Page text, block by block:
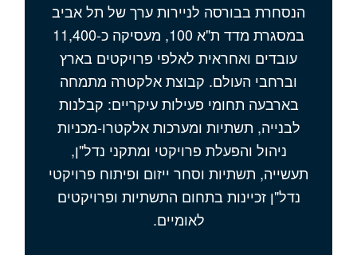
הנסחרת בבורסה לניירות ערך של תל אביב
במסגרת מדד ת"א 100, מעסיקה כ-11,400
עובדים ואחראית לאלפי פרויקטים בארץ
וברחבי העולם. קבוצת אלקטרה מתמחה
בארבעה תחומי פעילות עיקריים: קבלנות
לבנייה, תשתיות ומערכות אלקטרו-מכניות
ניהול והפעלת פרויקטי ומתקני נדל"ן,
תעשייה, תשתיות וסחר ייזום ופיתוח פרויקטי
נדל"ן זכיינות בתחום התשתיות ופרויקטים
לאומיים.